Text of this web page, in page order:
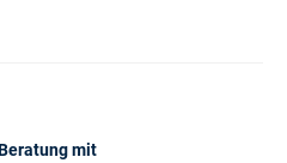
mit